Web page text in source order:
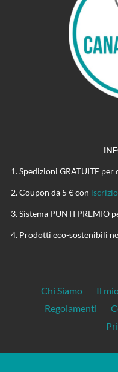
Spedizioni GRATUITE
Coupon da 5 € con
Sistema PUNTI PREMIO
Prodotti eco-sostenibili
Chi Siamo Il
Regolamenti